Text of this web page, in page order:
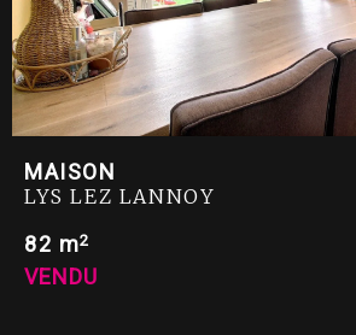
MAISON
LYS LEZ LANNOY
82 m2
VENDU